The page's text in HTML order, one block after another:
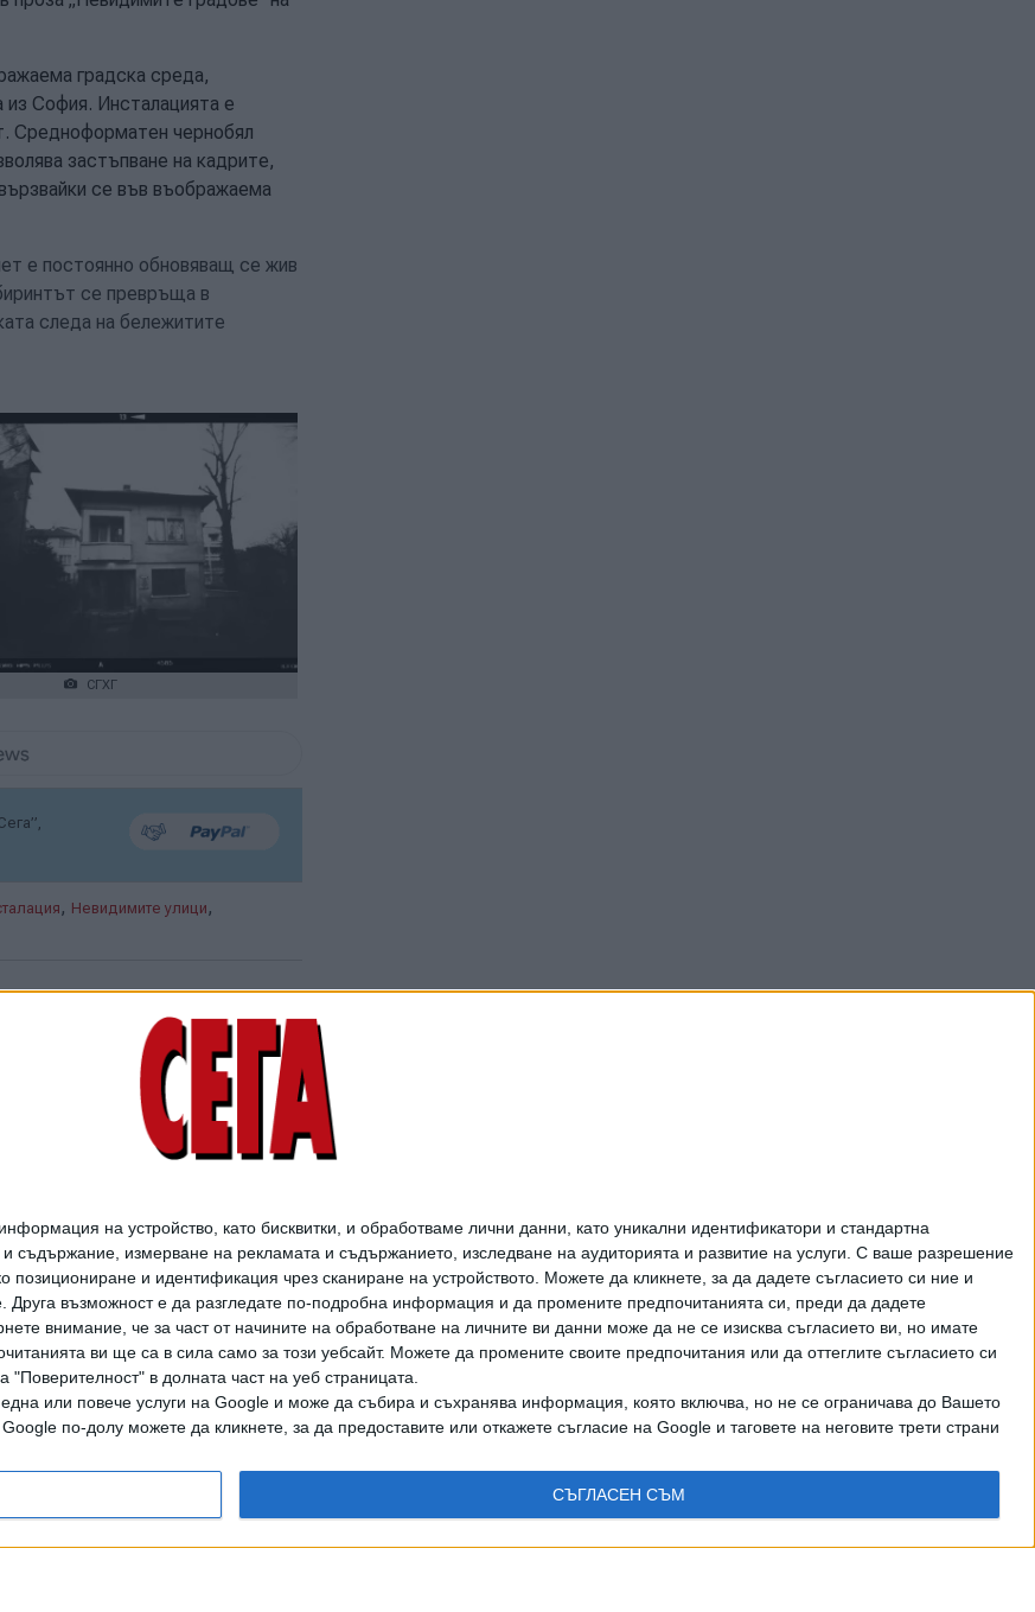
на устройство, като бисквитки, и обработваме лични данни, като уникални идентификатори и стандартна
измерване на рекламата и съдържанието, изследване на аудиторията и развитие на услуги. С ваше разрешение
и идентификация чрез сканиране на устройството. Можете да кликнете, за да дадете съгласието си ние и
Друга възможност е да разгледате по-подробна информация и да промените предпочитанията си, преди да дадете
внимание, че за част от начините на обработване на личните ви данни може да не се изисква съгласието ви, но имате
ви ще са в сила само за този уебсайт. Можете да промените своите предпочитания или да оттеглите съгласието си
"Поверителност" в долната част на уеб страницата.
или повече услуги на Google и може да събира и съхранява информация, която включва, но не се ограничава до Вашето
по-долу можете да кликнете, за да предоставите или откажете съгласие на Google и таговете на неговите трети страни
СЪГЛАСЕН СЪМ
градска среда,
София. Инсталацията е
Средноформатен чернобял
застъпване на кадрите,
се във въображаема
е постоянно обновяващ се жив
се превръща в
следа на бележитите
СГХГ
, Невидимите улици ,
Котки-фотки
превземат Дома на
01 Апр. 2026
"Букурещка трилогия"
показва кадри от
драматичната най-
нова история на
Румъния